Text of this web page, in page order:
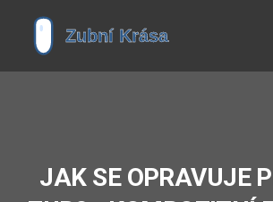
JAK SE OPRAVUJE